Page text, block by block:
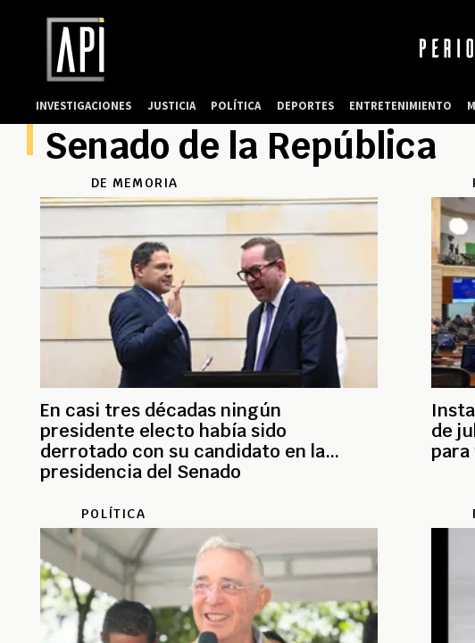
Senado de la República
DE MEMORIA
En casi tres décadas ningún
presidente electo había sido
derrotado con su candidato en la
presidencia del Senado
de
para
POLÍTICA
INVESTIGACIONES JUSTICIA POLÍTICA DEPORTES ENTRETENIMIENTO